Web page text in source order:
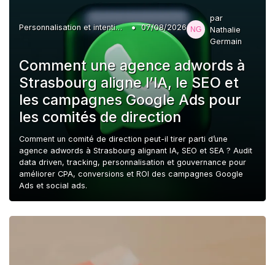
Personnalisation et intention de l'utilisateur • 07/08/2026
par
Nathalie
Germain
Comment une agence adwords à
Strasbourg aligne l’IA, le SEO et
les campagnes Google Ads pour
les comités de direction
Comment un comité de direction peut-il tirer parti d’une
agence adwords à Strasbourg alignant IA, SEO et SEA ? Audit
data driven, tracking, personnalisation et gouvernance pour
améliorer CPA, conversions et ROI des campagnes Google
Ads et social ads.